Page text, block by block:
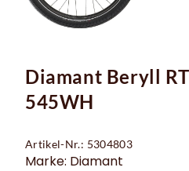
Diamant Beryll
545WH
Artikel-Nr.: 5304803
Marke: Diamant